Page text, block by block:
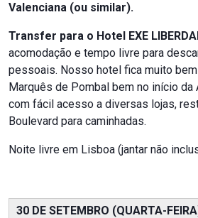
Valenciana (ou similar).
Transfer para o Hotel EXE
acomodação e tempo livre para
pessoais. Nosso hotel fica muito
Marquês de Pombal bem no início da
com fácil acesso a diversas lojas,
Boulevard para caminhadas.
Noite livre em Lisboa (jantar não
30 DE SETEMBRO (QUARTA-